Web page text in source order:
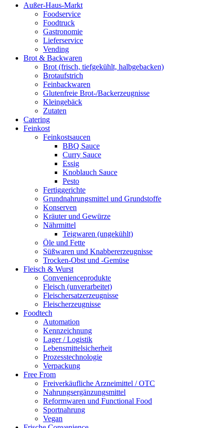
Außer-Haus-Markt
Foodservice
Foodtruck
Gastronomie
Lieferservice
Vending
Brot & Backwaren
Brot (frisch, tiefgekühlt, halbgebacken)
Brotaufstrich
Feinbackwaren
Glutenfreie Brot-/Backerzeugnisse
Kleingebäck
Zutaten
Catering
Feinkost
Feinkostsaucen
BBQ Sauce
Curry Sauce
Essig
Knoblauch Sauce
Pesto
Fertiggerichte
Grundnahrungsmittel und Grundstoffe
Konserven
Kräuter und Gewürze
Nährmittel
Teigwaren (ungekühlt)
Öle und Fette
Süßwaren und Knabbererzeugnisse
Trocken-Obst und -Gemüse
Fleisch & Wurst
Convenienceprodukte
Fleisch (unverarbeitet)
Fleischersatzerzeugnisse
Fleischerzeugnisse
Foodtech
Automation
Kennzeichnung
Lager / Logistik
Lebensmittelsicherheit
Prozesstechnologie
Verpackung
Free From
Freiverkäufliche Arzneimittel / OTC
Nahrungsergänzungsmittel
Reformwaren und Functional Food
Sportnahrung
Vegan